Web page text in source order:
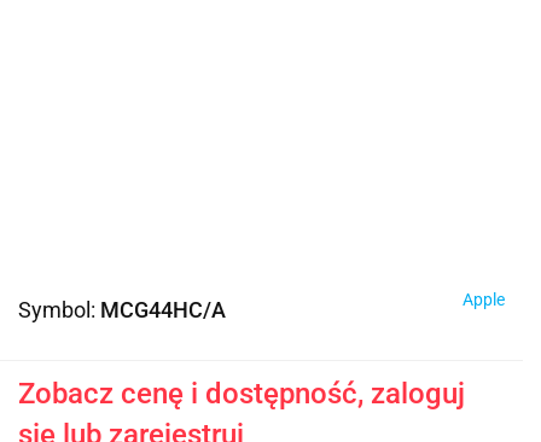
Symbol: MCG44HC/A Apple
Zobacz cenę i dostępność, zaloguj
się lub zarejestruj